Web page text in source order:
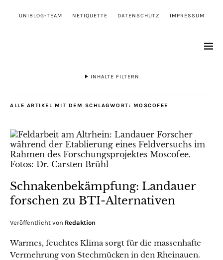
UNIBLOG-TEAM NETIQUETTE DATENSCHUTZ IMPRESSUM
INHALTE FILTERN
ALLE ARTIKEL MIT DEM SCHLAGWORT: MOSCOFEE
Schnakenbekämpfung: Landauer
forschen zu BTI-Alternativen
Veröffentlicht von Redaktion
Warmes, feuchtes Klima sorgt für die massenhafte
Vermehrung von Stechmücken in den Rheinauen.